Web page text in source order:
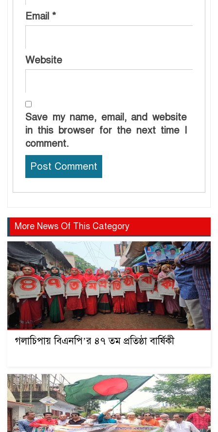
Email *
Website
Save my name, email, and website
in this browser for the next time I
comment.
More News Of This Category
গলাচিপায় বিএনপি’র ৪৭ তম প্রতিষ্ঠা বার্ষিকী